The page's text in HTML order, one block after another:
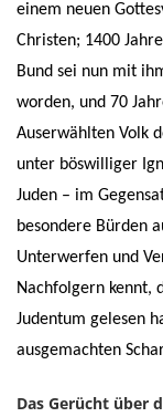
einem neuen
Christen; 1400
Bund sei nun mit
worden, und 70
Auserwählten Volk
unter böswilliger
Juden – im
besondere Bürden
Unterwerfen und
Nachfolgern kennt,
Judentum gelesen
ausgemachten
Das Gerücht über